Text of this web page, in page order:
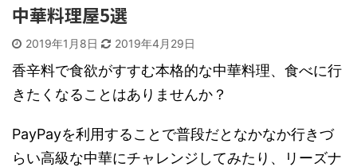
中華料理屋5選
2019年1月8日 2019年4月29日
香辛料で食欲がすすむ本格的な中華料理、食べに行
きたくなることはありませんか？
PayPayを利用することで普段だとなかなか行きづ
らい高級な中華にチャレンジしてみたり、リーズナ